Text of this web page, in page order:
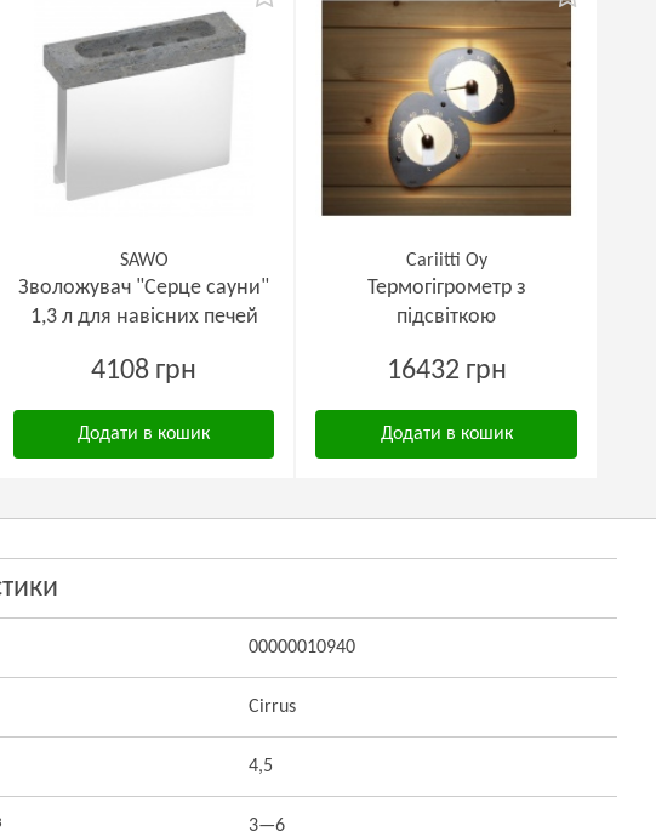
SAWO
Зволожувач "Серце сауни"
1,3 л для навісних печей
4108 грн
Додати в кошик
Cariitti Oy
Термогігрометр з
підсвіткою
16432 грн
Додати в кошик
00000010940
Cirrus
4,5
3—6